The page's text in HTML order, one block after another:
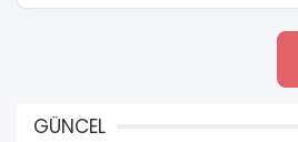
GÜNCEL